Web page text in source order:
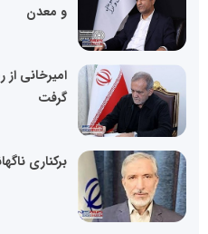
و معدن
امیرخانی
گرفت
برکناری